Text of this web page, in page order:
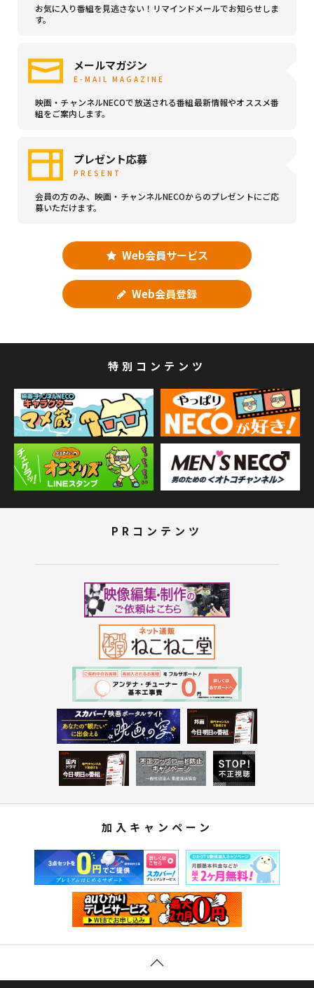
お気に入り番組を見逃さない！リマインドメールでお知らせしま
す。
メールマガジン
E-MAIL MAGAZINE
映画・チャンネルNECOで放送される番組最新情報やオススメ番
組をご案内します。
プレゼント応募
PRESENT
会員の方のみ、映画・チャンネルNECOからのプレゼントにご応
募いただけます。
Web会員サービス
Web会員登録
特別コンテンツ
PRコンテンツ
加入キャンペーン